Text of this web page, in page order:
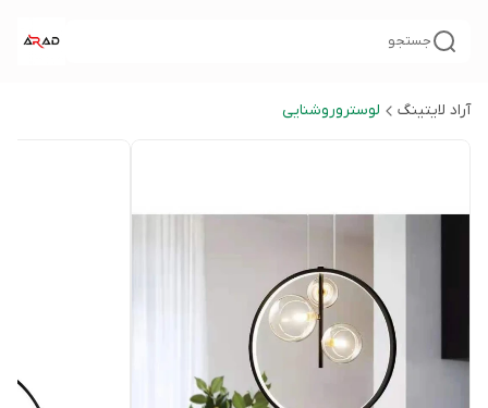
جستجو
آراد لایتینگ لوستروروشنایی